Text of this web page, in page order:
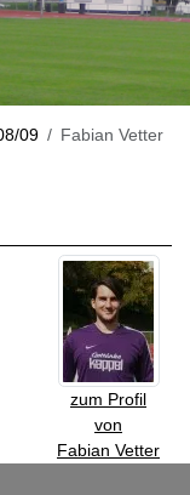
09 Fabian Vetter
zum Profil
von
Fabian Vetter